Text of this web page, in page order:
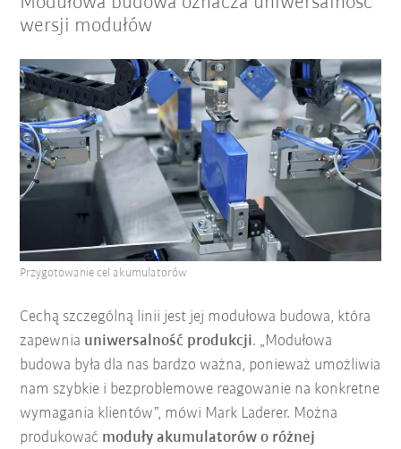
wersji modułów
Cechą szczególną linii jest jej modułowa budowa, która
zapewnia uniwersalność produkcji. „Modułowa
budowa była dla nas bardzo ważna, ponieważ umożliwia
nam szybkie i bezproblemowe reagowanie na konkretne
wymagania klientów”, mówi Mark Laderer. Można
produkować moduły akumulatorów o różnej
Przygotowanie cel akumulatorów